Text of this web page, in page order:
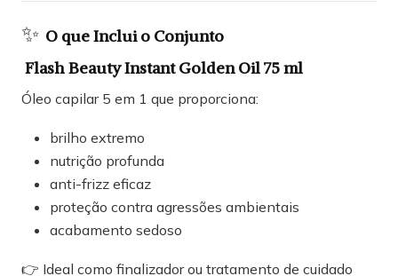
✨ O que Inclui o Conjunto
Flash Beauty Instant Golden Oil 75 ml
Óleo capilar 5 em 1 que proporciona:
brilho extremo
nutrição profunda
anti-frizz eficaz
proteção contra agressões ambientais
acabamento sedoso
👉 Ideal como finalizador ou tratamento de cuidado